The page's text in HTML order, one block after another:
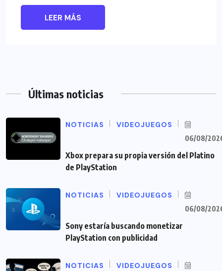
LEER MÁS
Últimas noticias
NOTICIAS VIDEOJUEGOS
06/08/
Xbox prepara su propia versión del Platino
de PlayStation
NOTICIAS VIDEOJUEGOS
06/08/
Sony estaría buscando monetizar
PlayStation con publicidad
NOTICIAS VIDEOJUEGOS